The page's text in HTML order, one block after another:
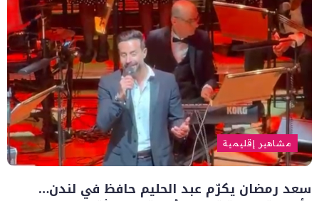
مشاهير إقليمية
سعد رمضان يكرّم عبد الحليم حافظ في لندن…